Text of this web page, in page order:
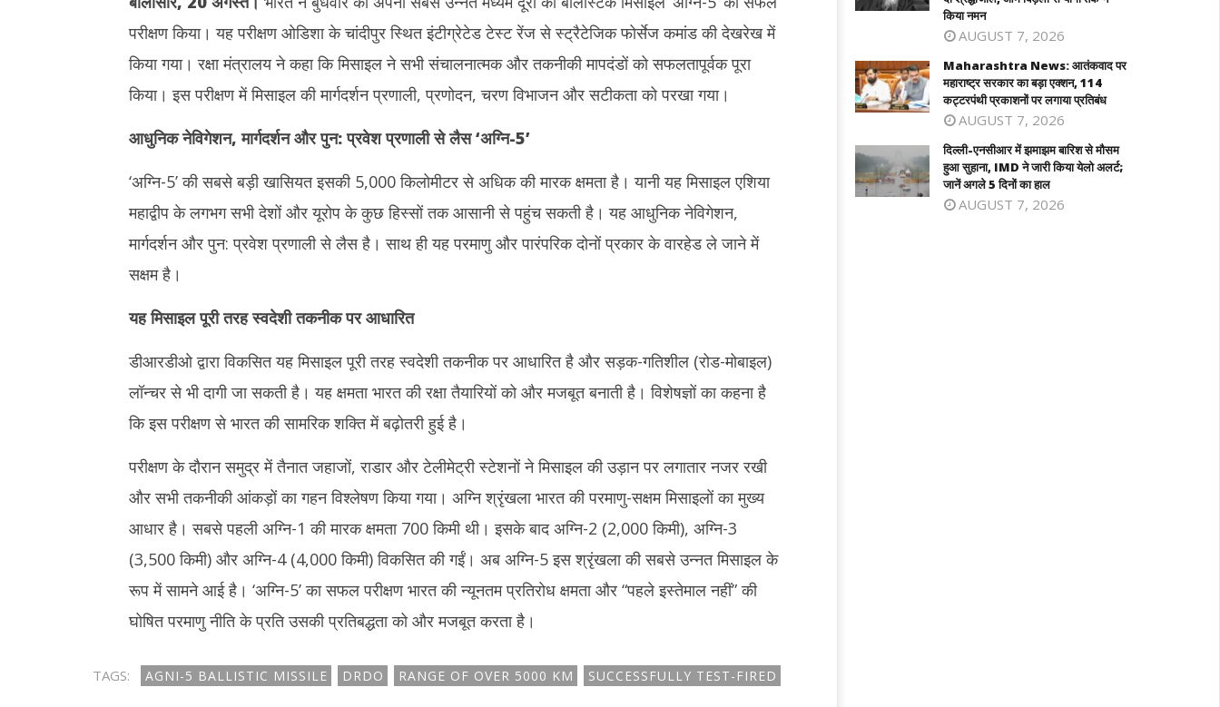
NOW VIEWING
भारत ने ‘अग्नि-5’ बैलिस्टिक मिसाइल का किया
सफल परीक्षण, 5000 किमी से अधिक दूरी की
August
2025
शेयर बाजार में गिरावट के साथ कारोबारी सप्ताह का
समापन, सेंसेक्स 456 अंक टूटा, निफ्टी 65 अंक
August
2025
कोरिया मास्टर्स : अश्मिता की टॉप सीड पर
स्तब्धकारी जीत, रक्षिता ने तन्वी को बाहर किया,
2025
बांग्लादेश ने बिजली व गैस संकट के बीच भारत से
अधिक डीजल सप्लाई की अपील की
Rabindranath Tagore Death
Anniversary : राष्ट्रपति नहीं, नेताओं ने दी
श्रद्धांजलि, ओम बिड़ला से योगी तक ने किया
August
21,
2025
परीक्षण किया। यह परीक्षण ओडिशा के चांदीपुर स्थित इंटीग्रेटेड टेस्ट रेंज से स्ट्रैटेजिक फोर्सेज कमांड की देखरेख में
किया गया। रक्षा मंत्रालय ने कहा कि मिसाइल ने सभी संचालनात्मक और तकनीकी मापदंडों को सफलतापूर्वक पूरा
किया। इस परीक्षण में मिसाइल की मार्गदर्शन प्रणाली, प्रणोदन, चरण विभाजन और सटीकता को परखा गया।
आधुनिक नेविगेशन,मार्गदर्शन और पुन: प्रवेश प्रणाली से लैस‘अग्नि-5’
‘अग्नि-5’ की सबसे बड़ी खासियत इसकी 5,000 किलोमीटर से अधिक की मारक क्षमता है। यानी यह मिसाइल एशिया
महाद्वीप के लगभग सभी देशों और यूरोप के कुछ हिस्सों तक आसानी से पहुंच सकती है। यह आधुनिक नेविगेशन,
मार्गदर्शन और पुन: प्रवेश प्रणाली से लैस है। साथ ही यह परमाणु और पारंपरिक दोनों प्रकार के वारहेड ले जाने में
सक्षम है।
यह मिसाइल पूरी तरह स्वदेशी तकनीक पर आधारित
डीआरडीओ द्वारा विकसित यह मिसाइल पूरी तरह स्वदेशी तकनीक पर आधारित है और सड़क-गतिशील (रोड-मोबाइल)
लॉन्चर से भी दागी जा सकती है। यह क्षमता भारत की रक्षा तैयारियों को और मजबूत बनाती है। विशेषज्ञों का कहना है
कि इस परीक्षण से भारत की सामरिक शक्ति में बढ़ोतरी हुई है।
परीक्षण के दौरान समुद्र में तैनात जहाजों, राडार और टेलीमेट्री स्टेशनों ने मिसाइल की उड़ान पर लगातार नजर रखी
और सभी तकनीकी आंकड़ों का गहन विश्लेषण किया गया। अग्नि श्रृंखला भारत की परमाणु-सक्षम मिसाइलों का मुख्य
आधार है। सबसे पहली अग्नि-1 की मारक क्षमता 700 किमी थी। इसके बाद अग्नि-2 (2,000 किमी), अग्नि-3
(3,500 किमी) और अग्नि-4 (4,000 किमी) विकसित की गईं। अब अग्नि-5 इस श्रृंखला की सबसे उन्नत मिसाइल के
रूप में सामने आई है। ‘अग्नि-5’ का सफल परीक्षण भारत की न्यूनतम प्रतिरोध क्षमता और “पहले इस्तेमाल नहीं” की
घोषित परमाणु नीति के प्रति उसकी प्रतिबद्धता को और मजबूत करता है।
TAGS: AGNI-5 BALLISTIC MISSILE DRDO RANGE OF OVER 5000 KM SUCCESSFULLY TEST-FIRED
किया नमन
AUGUST 7, 2026
Maharashtra News: आतंकवाद पर
महाराष्ट्र सरकार का बड़ा एक्शन, 114
कट्टरपंथी प्रकाशनों पर लगाया प्रतिबंध
AUGUST 7, 2026
दिल्ली-एनसीआर में झमाझम बारिश से मौसम
हुआ सुहाना, IMD ने जारी किया येलो अलर्ट;
जानें अगले 5 दिनों का हाल
AUGUST 7, 2026